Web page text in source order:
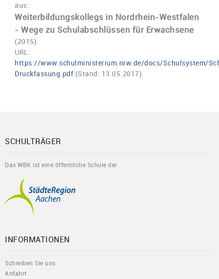
aus:
Weiterbildungskollegs in Nordrhein-Westfalen
- Wege zu Schulabschlüssen für Erwachsene
(2015)
URL:
https://www.schulministerium.nrw.de/docs/Schulsystem/
Druckfassung.pdf (Stand: 13.05.2017).
SCHULTRÄGER
Das WBK ist eine öffentliche Schule der
INFORMATIONEN
Schreiben Sie uns
Anfahrt